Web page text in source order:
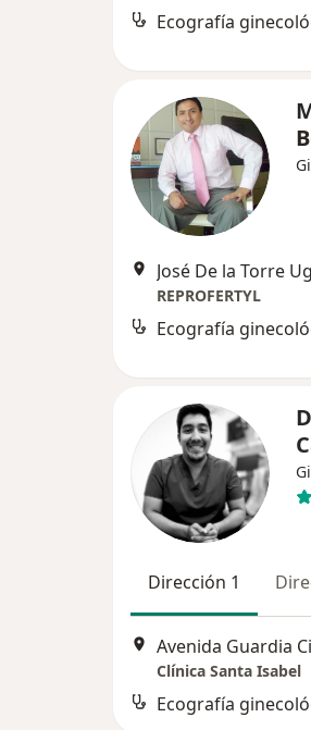
Ecografía
José De la Torre
REPROFERTYL
Ecografía
Dirección 1
Avenida Guardia
Clínica Santa Isabel
Ecografía